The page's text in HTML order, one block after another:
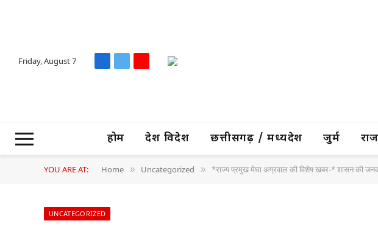
Friday, August 7 Facebook
X
YouTube
होम देश विदेश छत्तीसगढ़ / मध्यप्रदेश जुर्म
YOU ARE AT: Home » Uncategorized » *राज्य प्रमुख मेघा अग्रवाल की विशेष खबर-* शासन की
UNCATEGORIZED